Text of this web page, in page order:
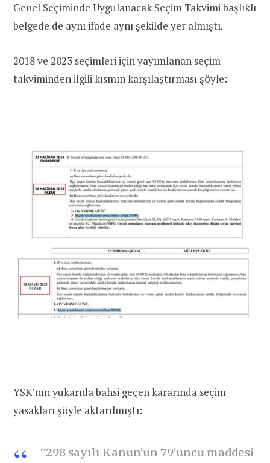
Genel Seçiminde Uygulanacak Seçim Takvimibaşlıklı
belgede de aynı ifade aynı şekilde yer almıştı.
2018 ve 2023 seçimleri için yayımlanan seçim
takviminden ilgili kısmın karşılaştırması şöyle:
YSK’nın yukarıda bahsi geçen kararında seçim
yasakları şöyle aktarılmıştı:
“298 sayılı Kanun’un 79’uncu maddesi